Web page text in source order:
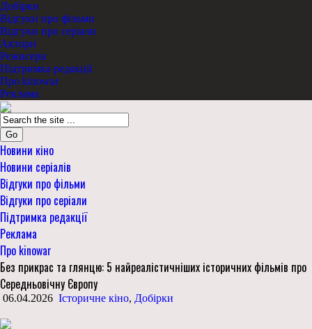
Добірки
Відгуки про фільми
Відгуки про серіали
Актори
Режисери
Підтримка редакції
Про kinowar
Реклама
Go
Новини кіно
Новини серіалів
Відгуки про фільми
Відгуки про серіали
Підтримка редакції
Реклама
Про kinowar
Без прикрас та глянцю: 5 найреалістичніших історичних фільмів про
Середньовічну Європу
06.04.2026 Історичне кіно, Добірки